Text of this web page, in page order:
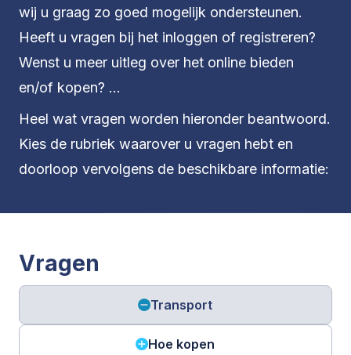
wij u graag zo goed mogelijk ondersteunen.
Heeft u vragen bij het inloggen of registreren?
Wenst u meer uitleg over het online bieden
en/of kopen? ...
Heel wat vragen worden hieronder beantwoord.
Kies de rubriek waarover u vragen hebt en
doorloop vervolgens de beschikbare informatie:
Vragen
Transport
Hoe kopen